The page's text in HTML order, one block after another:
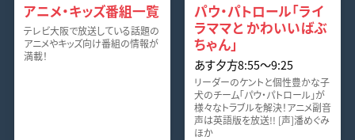
アニメ・キッズ番組一覧
テレビ大阪で放送している話題の
アニメやキッズ向け番組の情報が
満載！
パウ・パトロール「ライ
ラママと かわいいばぶ
ちゃん」
あす夕方8:55〜9:25
リーダーのケントと個性豊かな子
犬のチーム「パウ・パトロール」が
様々なトラブルを解決！アニメ副音
声は英語版を放送!! [声]潘めぐみ
ほか